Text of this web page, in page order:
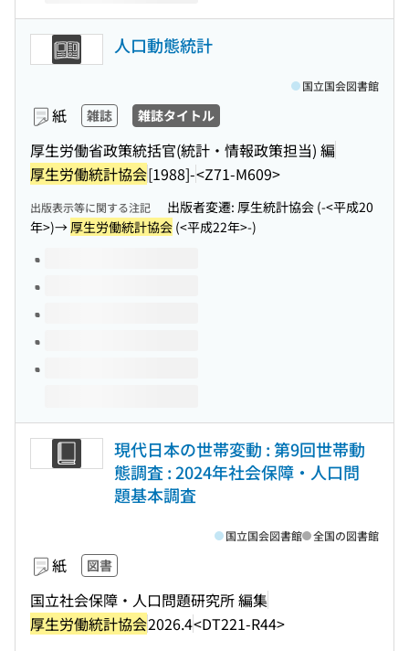
人口動態統計
紙 雑誌 雑誌タイトル
厚生労働省政策統括官(統計・情報政策担当) 編
厚生労働統計協会[1988]-<Z71-M609>
国立国会図書館
出版表示等に関する注記
出版者変遷: 厚生統計協会 (-<平成20
年>)→厚生労働統計協会 (<平成22年>-)
このタイトルの巻号
現代日本の世帯変動 : 第9回世帯動
態調査 : 2024年社会保障・人口問
題基本調査
紙 図書
国立社会保障・人口問題研究所 編集
厚生労働統計協会2026.4<DT221-R44>
国立国会図書館 全国の図書館